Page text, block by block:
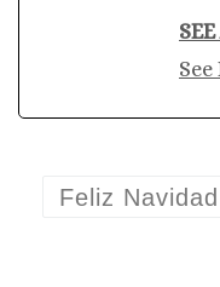
Feliz Navidad